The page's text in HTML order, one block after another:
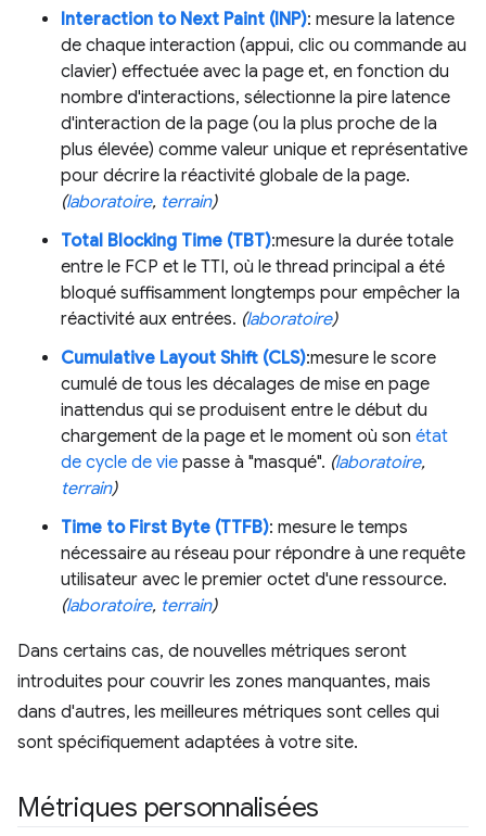
Interaction to Next Paint (INP): mesure la latence
de chaque interaction (appui, clic ou commande au
clavier) effectuée avec la page et, en fonction du
nombre d'interactions, sélectionne la pire latence
d'interaction de la page (ou la plus proche de la
plus élevée) comme valeur unique et représentative
pour décrire la réactivité globale de la page.
(laboratoire, terrain)
Total Blocking Time (TBT):mesure la durée totale
entre le FCP et le TTI, où le thread principal a été
bloqué suffisamment longtemps pour empêcher la
réactivité aux entrées. (laboratoire)
Cumulative Layout Shift (CLS):mesure le score
cumulé de tous les décalages de mise en page
inattendus qui se produisent entre le début du
chargement de la page et le moment où son état
de cycle de vie passe à "masqué". (laboratoire,
terrain)
Time to First Byte (TTFB): mesure le temps
nécessaire au réseau pour répondre à une requête
utilisateur avec le premier octet d'une ressource.
(laboratoire, terrain)
Dans certains cas, de nouvelles métriques seront
introduites pour couvrir les zones manquantes, mais
dans d'autres, les meilleures métriques sont celles qui
sont spécifiquement adaptées à votre site.
Métriques personnalisées